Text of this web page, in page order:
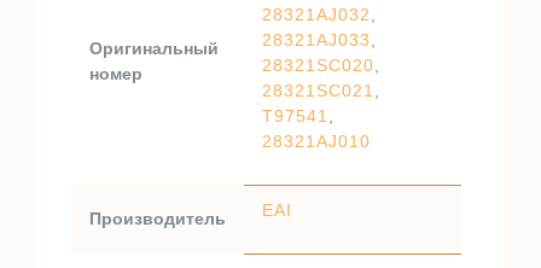
Оригинальный
номер
28321AJ032
28321AJ033
28321SC020
28321SC021
T97541
28321AJ010
Производитель EAI